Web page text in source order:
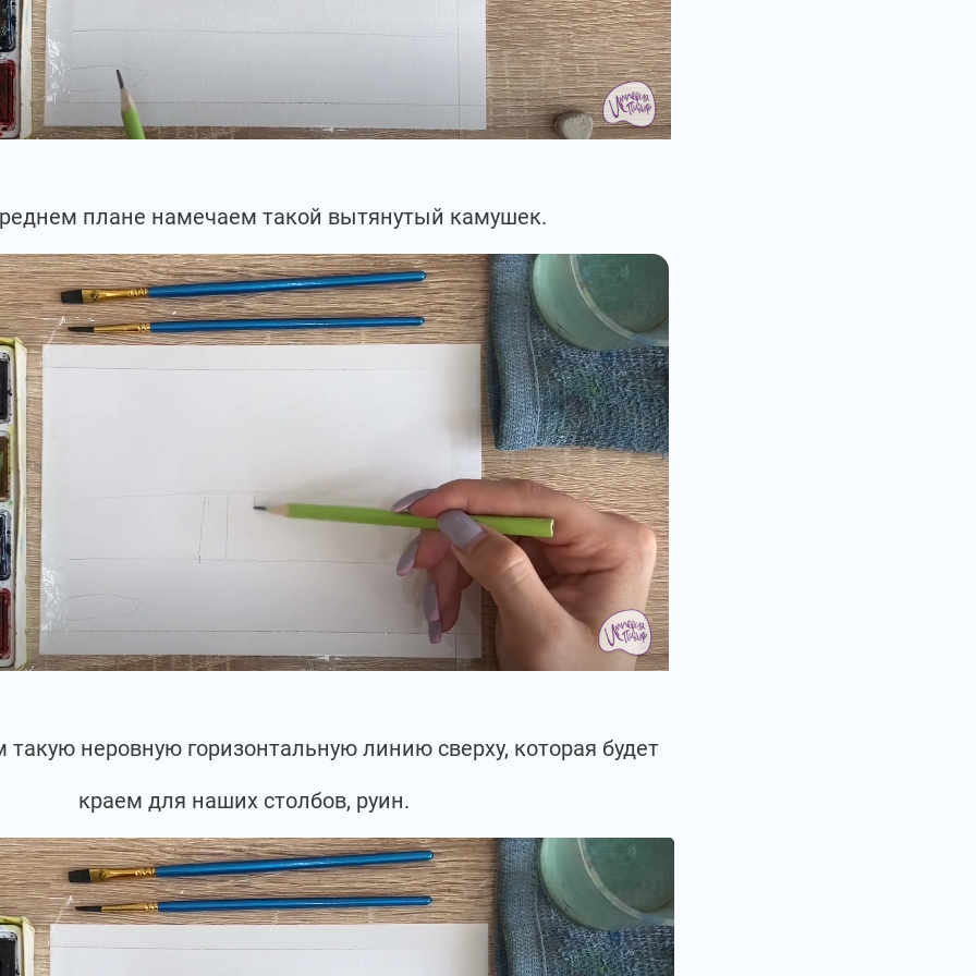
плане намечаем такой вытянутый камушек.
неровную горизонтальную линию сверху, которая будет
краем для наших столбов, руин.